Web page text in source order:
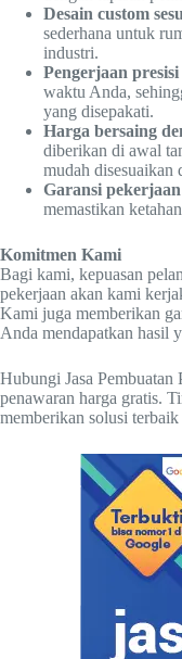
Desain custom
sederhana untuk
industri.
Pengerjaan
waktu Anda,
yang disepakati.
Harga bersaing
diberikan di awal
mudah disesuaikan
Garansi pekerjaan
memastikan
Komitmen Kami
Bagi kami, kepuasan
pekerjaan akan kami
Kami juga memberikan
Anda mendapatkan hasil
Hubungi Jasa Pembuatan
penawaran harga gratis.
memberikan solusi